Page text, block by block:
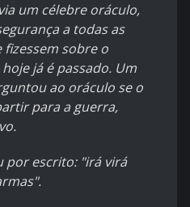
um célebre oráculo,
a todas as
sobre o
já é passado. Um
ao oráculo se o
para a guerra,
por escrito: "irá virá